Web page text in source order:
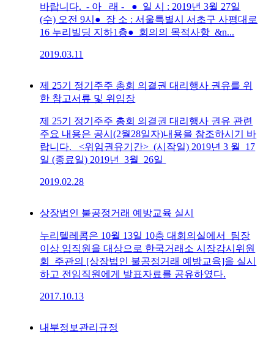
바랍니다. - 아 래 - ● 일 시 : 2019년 3월 27일
(수) 오전 9시● 장 소 : 서울특별시 서초구 사평대로
16 누리빌딩 지하1층● 회의의 목적사항 &n...
2019.03.11
제 25기 정기주주 총회 의결권 대리행사 권유를 위
한 참고서류 및 위임장
제 25기 정기주주 총회 의결권 대리행사 권유 관련
주요 내용은 공시(2월28일자)내용을 참조하시기 바
랍니다. <위임권유기간> (시작일) 2019년 3 월 17
일 (종료일) 2019년 3월 26일
2019.02.28
상장법인 불공정거래 예방교육 실시
누리텔레콤은 10월 13일 10층 대회의실에서 팀장
이상 임직원을 대상으로 한국거래소 시장감시위원
회 주관의 [상장법인 불공정거래 예방교육]을 실시
하고 전임직원에게 발표자료를 공유하였다.
2017.10.13
내부정보관리규정